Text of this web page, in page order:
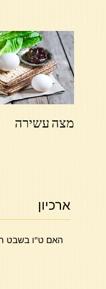
מצה עשירה
ארכיון
האם ט"ו בשבט